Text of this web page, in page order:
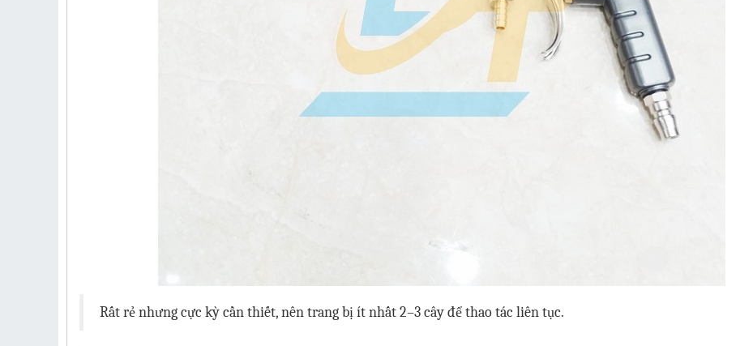
Rất rẻ nhưng cực kỳ cần thiết, nên trang bị ít nhất 2–3 cây để thao tác liên tục.